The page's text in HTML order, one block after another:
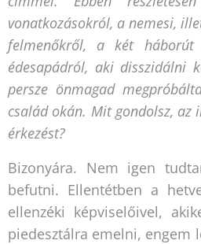
vonatkozásokról, a nemesi,
felmenőkről, a két háborút
édesapádról, aki disszidálni
persze önmagad
család okán. Mit gondolsz,
érkezést?
Bizonyára. Nem igen
befutni. Ellentétben a
ellenzéki képviselőivel,
piedesztálra emelni, engem